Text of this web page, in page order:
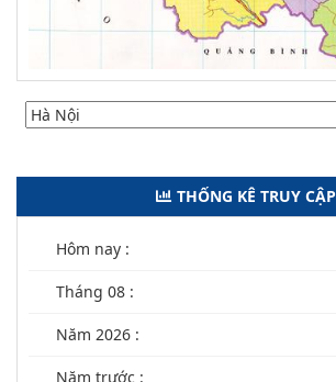
THỐNG KÊ TRUY CẬP
Hôm nay :
Tháng 08 :
Năm 2026 :
Năm trước :